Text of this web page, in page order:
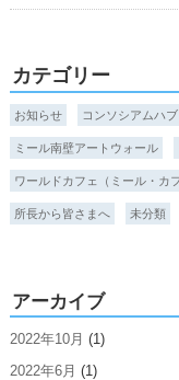
カテゴリー
お知らせ コンソシアムハブ
ミール南壁アートウォール
ワールドカフェ（ミール・カフ
所長から皆さまへ 未分類
アーカイブ
2022年10月 (1)
2022年6月 (1)